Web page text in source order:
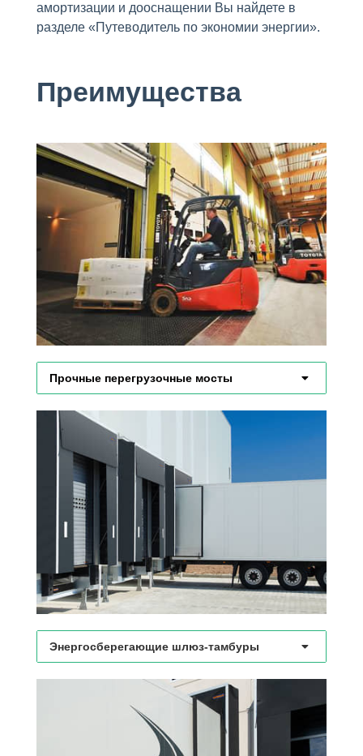
амортизации и дооснащении Вы найдете в
разделе «Путеводитель по экономии энергии».
Преимущества
Прочные перегрузочные мосты
Энергосберегающие шлюз-тамбуры